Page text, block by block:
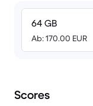
64 GB
Ab: 170.00 EUR
Scores